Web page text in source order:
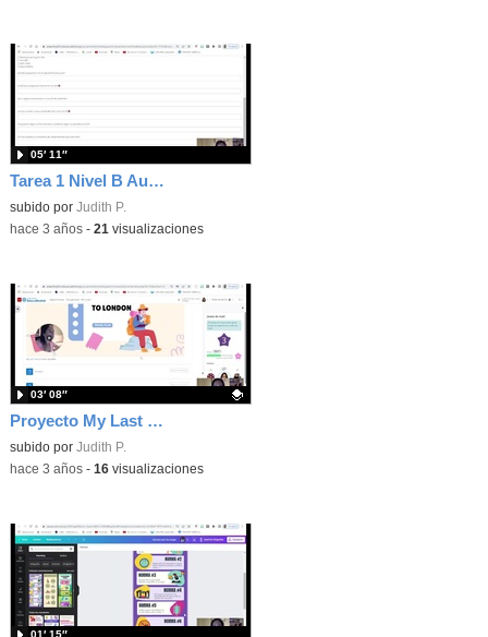
Tarea 1 Nivel B Aula Virtual
subido por Judith P.
05′ 11″
-hace 3 años- 21 visualizaciones
Proyecto My Last Trip to London
Contenido educativo.
subido por Judith P.
03′ 08″
-hace 3 años- 16visualizaciones
01′ 15″